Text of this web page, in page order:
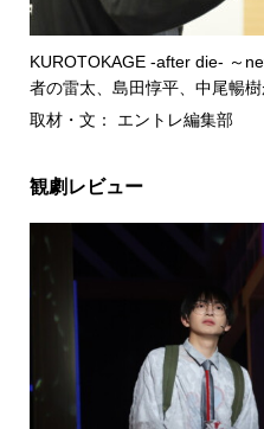
KUROTOKAGE -after die- ～
者の雷太、島田惇平、中尾暢樹
取材・文： エントレ編集部
観劇レビュー